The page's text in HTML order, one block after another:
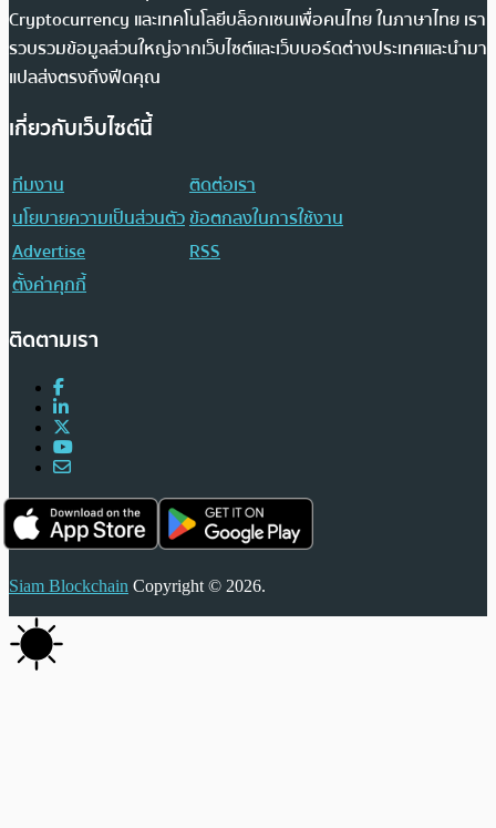
Cryptocurrency และเทคโนโลยีบล็อกเชนเพื่อคนไทย ในภาษาไทย เรา
รวบรวมข้อมูลส่วนใหญ่จากเว็บไซต์และเว็บบอร์ดต่างประเทศและนำมา
แปลส่งตรงถึงฟีดคุณ
เกี่ยวกับเว็บไซต์นี้
ทีมงาน
ติดต่อเรา
นโยบายความเป็นส่วนตัวข้อตกลงในการใช้งาน
Advertise
RSS
ตั้งค่าคุกกี้
ติดตามเรา
Siam Blockchain Copyright © 2026.